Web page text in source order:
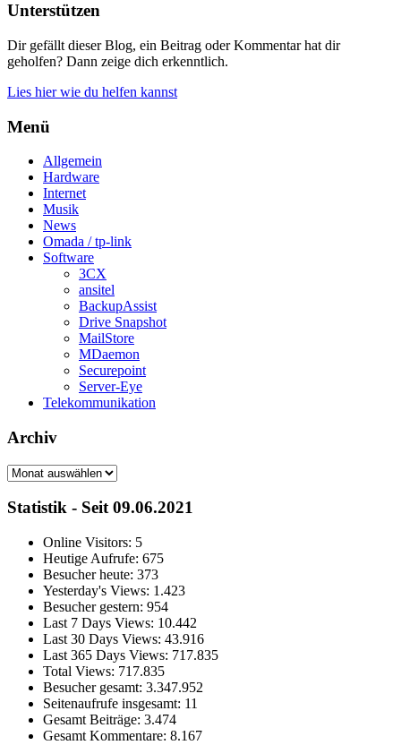
Unterstützen
Dir gefällt dieser Blog, ein Beitrag oder Kommentar hat dir
geholfen? Dann zeige dich erkenntlich.
Lies hier wie du helfen kannst
Menü
Allgemein
Hardware
Internet
Musik
News
Omada / tp-link
Software
3CX
ansitel
BackupAssist
Drive Snapshot
MailStore
MDaemon
Securepoint
Server-Eye
Telekommunikation
Archiv
Archiv
Statistik - Seit 09.06.2021
Online Visitors: 5
Heutige Aufrufe: 675
Besucher heute: 373
Yesterday's Views: 1.423
Besucher gestern: 954
Last 7 Days Views: 10.442
Last 30 Days Views: 43.916
Last 365 Days Views: 717.835
Total Views: 717.835
Besucher gesamt: 3.347.952
Seitenaufrufe insgesamt: 11
Gesamt Beiträge: 3.474
Gesamt Kommentare: 8.167